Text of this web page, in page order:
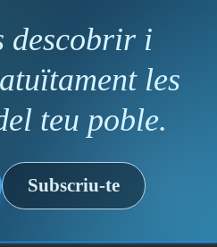
descobrir i
les
teu poble.
Subscriu-te